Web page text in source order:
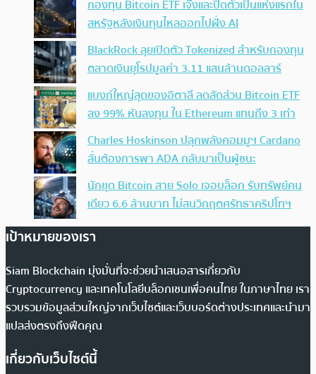
กองทุน Bitcoin ETF เจ๊งและปิดตัวเป็นแห่งแรกใน
สหรัฐหลังเงินทุนไหลออกไปฝั่ง AI
BlackRock ลุยเปิดตัว Tokenized สำหรับกองทุน
ตลาดเงินยุโรปมูลค่า 3.11 แสนล้านดอลลาร์
แบงก์ใหญ่สุดของอิตาลี ลดสัดส่วน Bitcoin ETF
ลง 99% หันลงทุน ใน Ethereum แทนถึง 3 เท่า
Charles Hoskinson ปลุกพลังคอมมูฯ Cardano
ลั่นต้องการพา ADA กลับมาเป็นผู้ชนะ
นักขุด Bitcoin สาย Solo เจอบล็อก รับทรัพย์คน
เดียว 6.6 ล้านบาท ไม่สนวิกฤตศรัทธาคริปโทฯ
เป้าหมายของเรา
Siam Blockchain มุ่งมั่นที่จะช่วยนำเสนอสารเกี่ยวกับ
Cryptocurrency และเทคโนโลยีบล็อกเชนเพื่อคนไทย ในภาษาไทย เรา
รวบรวมข้อมูลส่วนใหญ่จากเว็บไซต์และเว็บบอร์ดต่างประเทศและนำมา
แปลส่งตรงถึงฟีดคุณ
เกี่ยวกับเว็บไซต์นี้